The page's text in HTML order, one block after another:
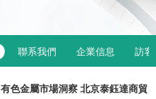
聯系我們 企業信息 訪客
有色金屬市場洞察 北京泰鈺達商貿